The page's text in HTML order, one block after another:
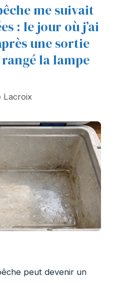
me suivait
: le jour où j’ai
une sortie
la lampe
Lacroix
peut devenir un